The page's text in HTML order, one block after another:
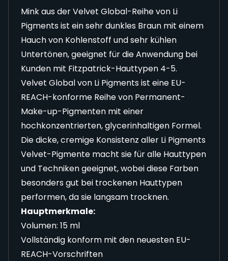
Mink aus der Velvet Global-Reihe von Li
Pigments ist ein sehr dunkles Braun mit einem
Hauch von Kohlenstoff und sehr kühlen
Untertönen, geeignet für die Anwendung bei
Kunden mit Fitzpatrick-Hauttypen 4-5.
Velvet Global von Li Pigments ist eine EU-
REACH-konforme Reihe von Permanent-
Make-up-Pigmenten mit einer
hochkonzentrierten, glycerinhaltigen Formel.
Die dicke, cremige Konsistenz aller Li Pigments
Velvet-Pigmente macht sie für alle Hauttypen
und Techniken geeignet, wobei diese Farben
besonders gut bei trockenen Hauttypen
performen, da sie langsam trocknen.
Hauptmerkmale:
Volumen: 15 ml
Vollständig konform mit den neuesten EU-
REACH-Vorschriften